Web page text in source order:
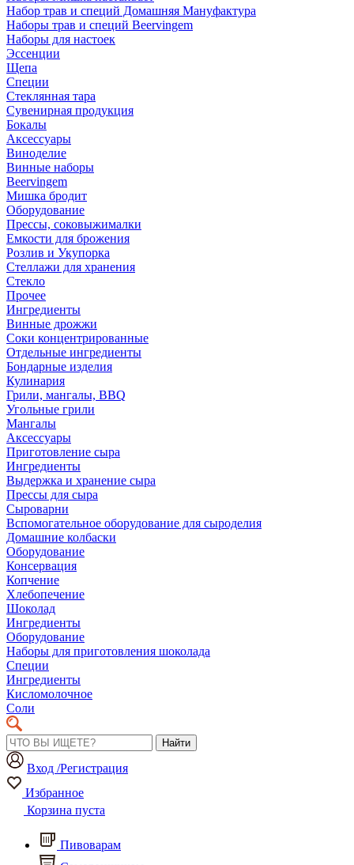
Набор трав и специй Домашняя Мануфактура
Наборы трав и специй Beervingem
Наборы для настоек
Эссенции
Щепа
Специи
Стеклянная тара
Сувенирная продукция
Бокалы
Аксессуары
Виноделие
Винные наборы
Beervingem
Мишка бродит
Оборудование
Прессы, соковыжималки
Емкости для брожения
Розлив и Укупорка
Стеллажи для хранения
Стекло
Прочее
Ингредиенты
Винные дрожжи
Соки концентрированные
Отдельные ингредиенты
Бондарные изделия
Кулинария
Грили, мангалы, BBQ
Угольные грили
Мангалы
Аксессуары
Приготовление сыра
Ингредиенты
Выдержка и хранение сыра
Прессы для сыра
Сыроварни
Вспомогательное оборудование для сыроделия
Домашние колбаски
Оборудование
Консервация
Копчение
Хлебопечение
Шоколад
Ингредиенты
Оборудование
Наборы для приготовления шоколада
Специи
Ингредиенты
Кисломолочное
Соли
Найти
Вход /Регистрация
Избранное
Корзина пуста
Пивоварам